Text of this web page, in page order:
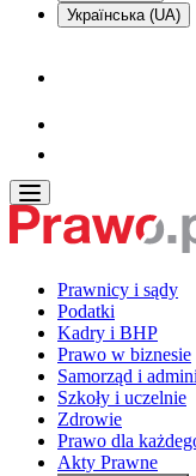
Українська (UA)
Prawnicy i sądy
Podatki
Kadry i BHP
Prawo w biznesie
Samorząd i
Szkoły i uczelnie
Zdrowie
Prawo dla
Akty Prawne